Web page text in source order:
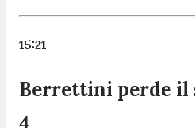
15:21
Berrettini perde il